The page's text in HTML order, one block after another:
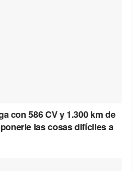
con 586 CV y 1.300 km de
las cosas difíciles a